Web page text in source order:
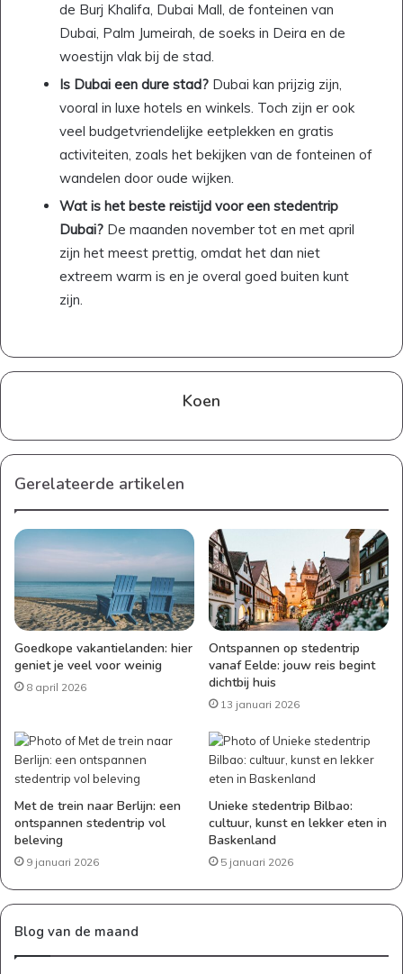
de Burj Khalifa, Dubai Mall, de fonteinen van
Dubai, Palm Jumeirah, de soeks in Deira en de
woestijn vlak bij de stad.
Is Dubai een dure stad? Dubai kan prijzig zijn,
vooral in luxe hotels en winkels. Toch zijn er ook
veel budgetvriendelijke eetplekken en gratis
activiteiten, zoals het bekijken van de fonteinen of
wandelen door oude wijken.
Wat is het beste reistijd voor een stedentrip
Dubai? De maanden november tot en met april
zijn het meest prettig, omdat het dan niet
extreem warm is en je overal goed buiten kunt
zijn.
Koen
Gerelateerde artikelen
Goedkope vakantielanden: hier
geniet je veel voor weinig
8 april 2026
Ontspannen op stedentrip
vanaf Eelde: jouw reis begint
dichtbij huis
13 januari 2026
Met de trein naar Berlijn: een
ontspannen stedentrip vol
beleving
9 januari 2026
Unieke stedentrip Bilbao:
cultuur, kunst en lekker eten in
Baskenland
5 januari 2026
Blog van de maand